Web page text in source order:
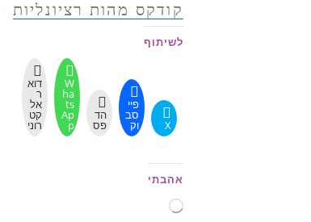
קודקס מהות רציונליות
לשיתוף
X
פיי
סב
וק
הד
פס
W
ha
ts
Ap
p
דוא
ר
אל
קט
רוני
אהבתי
טוען...